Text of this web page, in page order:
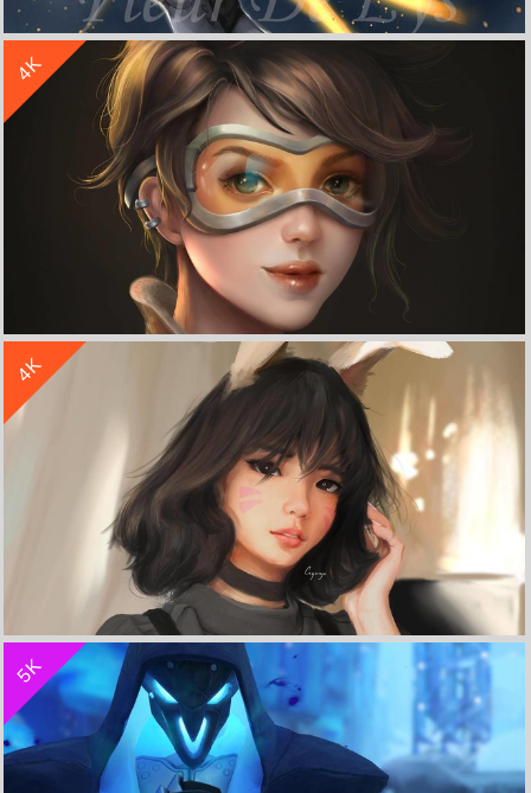
《守望先锋》天使 4K高清桌面壁纸
4K
《守望先锋》猎空 4K高清电脑壁纸
立 即 下 载
收 藏
4K
《守望先锋》DVA 4K电脑桌面高清壁纸
5K
立 即 下 载
收 藏